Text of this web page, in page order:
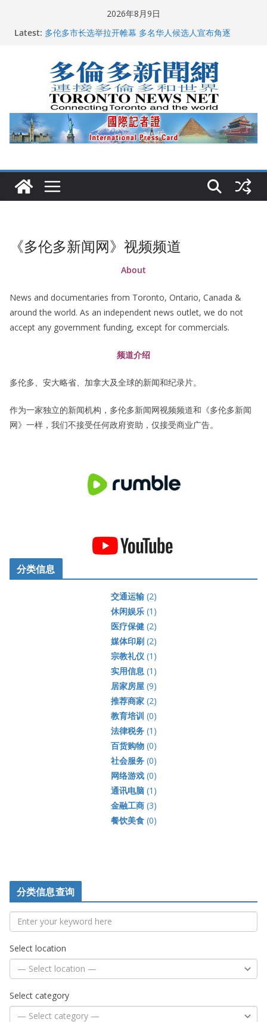
2026年8月9日
Latest: 多伦多市长选举拉开帷幕 多名华人候选人宣布角逐
关加拿大就业
2026加拿大青少年儿童绘画比赛颁奖典礼多伦多举行
龚晓华参加多伦多骄傲大游行 与市民分享竞选理念
《多伦多新闻网》视频频道
About
News and documentaries from Toronto, Ontario, Canada &
around the world. As an independent news outlet, we do not
accept any government funding, except for commercials.
频道介绍
多伦多、安大略省、加拿大及全球的新闻和纪录片。
作为一家独立的新闻机构，多伦多新闻网视频频道和《多伦多新闻
网》一样，我们不接受任何政府资助，仅接受商业广告。
分类信息
交通运输(2)
休闲娱乐(1)
医疗保健(2)
媒体印刷(2)
宗教礼仪(1)
实用信息 (1)
居家房屋(9)
推荐商家(2)
教育培训 (0)
法律税务(1)
百货购物(0)
社会服务(0)
网络游戏(0)
通讯电脑(1)
金融工商(3)
餐饮美食(0)
分类信息查询
Select location
Select category